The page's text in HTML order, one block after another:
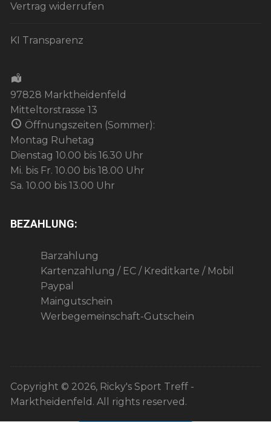
Vertrag widerrufen
KI Transparenz
97828 Marktheidenfeld
Mitteltorstrasse 13
Öffnungszeiten (Sommer):
Montag Ruhetag
Dienstag 10.00 bis 16.30 Uhr
Mi. bis Fr. 10.00 bis 18.00 Uhr
Sa. 10.00 bis 13.00 Uhr
BEZAHLUNG:
Barzahlung
Kartenzahlung / EC / Kreditkarte / Mobil
Paypal
Maingutschein
Werbegemeinschaft-Gutschein
Copyright © 2026, Ricky's Sport Treff -
Marktheidenfeld. All rights reserved.